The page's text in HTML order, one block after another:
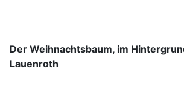
Der Weihnachtsbaum, im
Lauenroth